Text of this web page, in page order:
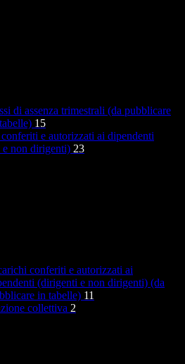
di assenza trimestrali (da pubblicare
15
e autorizzati ai dipendenti
non dirigenti) 23
conferiti e autorizzati ai
(dirigenti e non dirigenti) (da
in tabelle) 11
collettiva 2